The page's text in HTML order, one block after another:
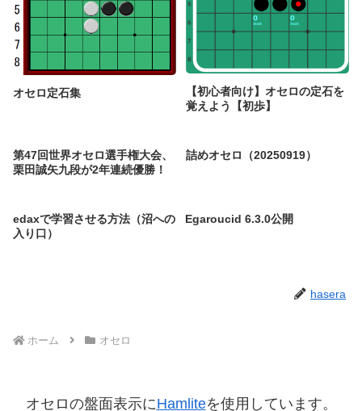
オセロ定石集
【初心者向け】オセロの定石を
覚えよう【初歩】
第47回世界オセロ選手権大会、
栗田誠矢九段が2年連続優勝！
詰めオセロ（20250919）
edaxで学習させる方法（沼への
入り口）
Egaroucid 6.3.0公開
hasera
ホーム オセロ
オセロの盤面表示にHamliteを使用しています。